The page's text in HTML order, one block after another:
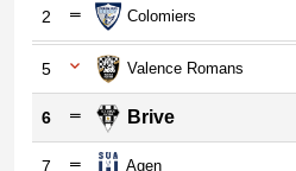
2 Colomiers
5 Valence Romans
6 Brive
7 Agen